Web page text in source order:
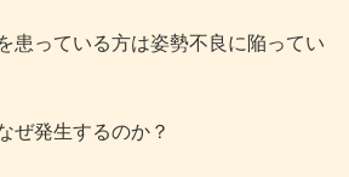
患っている方は姿勢不良に陥ってい
ぜ発生するのか？